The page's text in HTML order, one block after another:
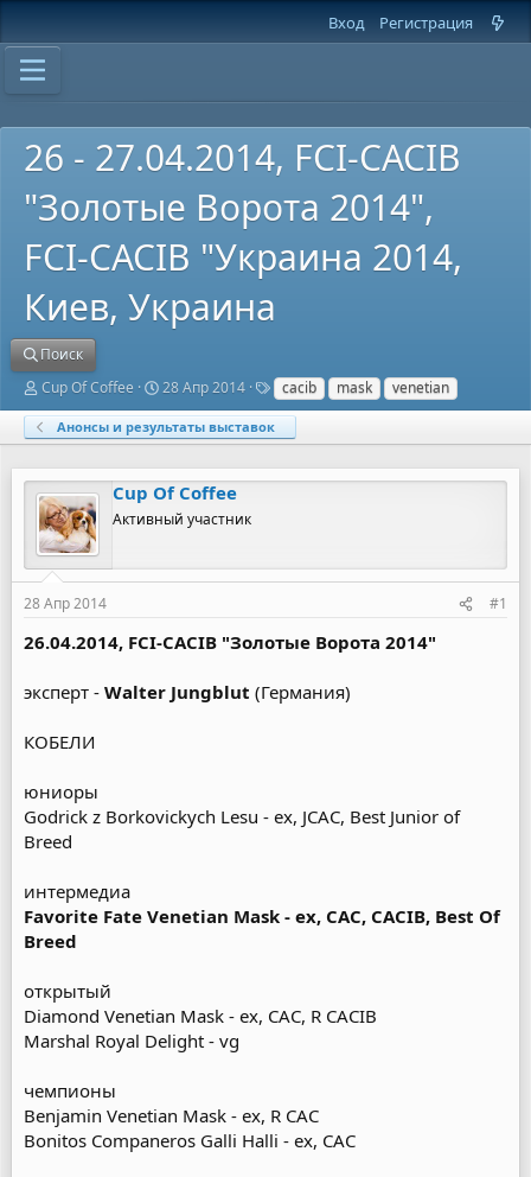
Вход Регистрация
26 - 27.04.2014, FCI-CACIB
"Золотые Ворота 2014",
FCI-CACIB "Украина 2014,
Киев, Украина
Поиск
А
т
о
т
е
м
ы
Cup Of Coffee
Д
т
а
а
ч
а
28 Апр 2014
Т
е
г
и
cacib mask venetian
Анонсы и результаты выставок
Cup Of Coffee
Активный участник
28 Апр 2014 #1
26.04.2014, FCI-CACIB "Золотые Ворота 2014"
эксперт - Walter Jungblut (Германия)
КОБЕЛИ
юниоры
Godrick z Borkovickych Lesu - ex, JCAC, Best Junior of
Breed
интермедиа
Favorite Fate Venetian Mask - ex, CAC, CACIB, Best Of
Breed
открытый
Diamond Venetian Mask - ex, CAC, R CACIB
Marshal Royal Delight - vg
чемпионы
Benjamin Venetian Mask - ex, R CAC
Bonitos Companeros Galli Halli - ex, CAC